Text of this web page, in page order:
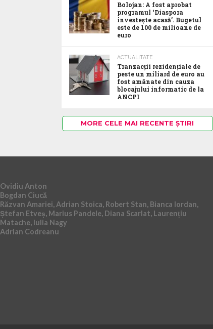
Bolojan: A fost aprobat
programul ‘Diaspora
investește acasă’. Bugetul
este de 100 de milioane de
euro
ACTUALITATE
Tranzacții rezidențiale de
peste un miliard de euro au
fost amânate din cauza
blocajului informatic de la
ANCPI
MORE CELE MAI RECENTE ȘTIRI
Ovidiu Anton
Bogdan Ciucă
Răzvan Amariei, Adrian Stoica, Robert Stan, Bianca Iordan,
Ștefan Etveș, Marius Pandele, Diana Scarlat, Laurențiu
Matache, Iulia Nagy
Adrian Codreanu